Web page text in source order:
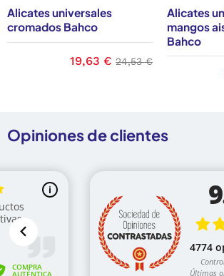
Alicates universales
cromados Bahco
Precio
19,63 € Precio base
24,53 €
Alicates
mangos
Bahco
Opiniones de clientes